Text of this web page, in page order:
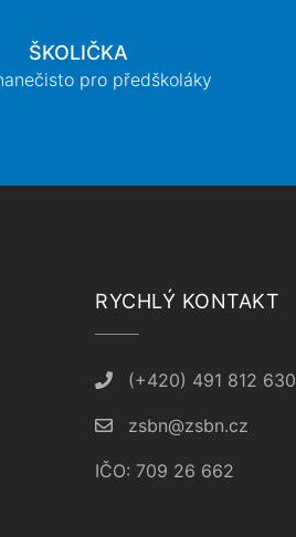
ŠKOLIČKA
pro předškoláky
RYCHLÝ KONTAKT
(+420) 491 812 630
zsbn@zsbn.cz
IČO: 709 26 662